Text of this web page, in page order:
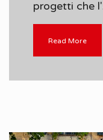
progetti che
Read More